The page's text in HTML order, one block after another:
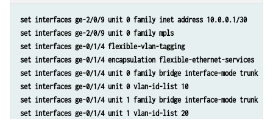
set interfaces ge-2/0/9 unit 0 family inet address 10.0.0.1/30
set interfaces ge-2/0/9 unit 0 family mpls
set interfaces ge-0/1/4 flexible-vlan-tagging
set interfaces ge-0/1/4 encapsulation flexible-ethernet-services
set interfaces ge-0/1/4 unit 0 family bridge interface-mode trunk
set interfaces ge-0/1/4 unit 0 vlan-id-list 10
set interfaces ge-0/1/4 unit 1 family bridge interface-mode trunk
set interfaces ge-0/1/4 unit 1 vlan-id-list 20